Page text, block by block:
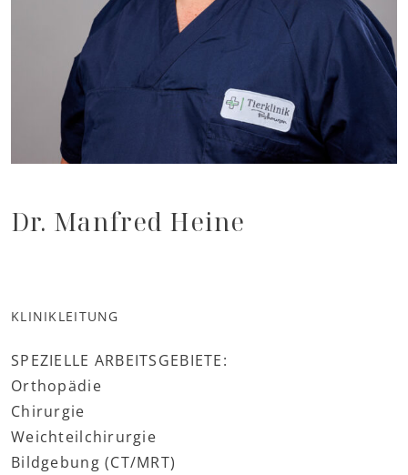
Dr. Manfred Heine
KLINIKLEITUNG
SPEZIELLE ARBEITSGEBIETE:
Orthopädie
Chirurgie
Weichteilchirurgie
Bildgebung (CT/MRT)